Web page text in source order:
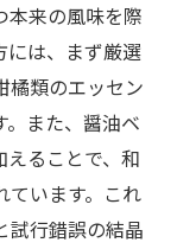
本来の風味を際
には、まず厳選
橘類のエッセン
また、醤油ベ
ることで、和
ています。これ
試行錯誤の結晶